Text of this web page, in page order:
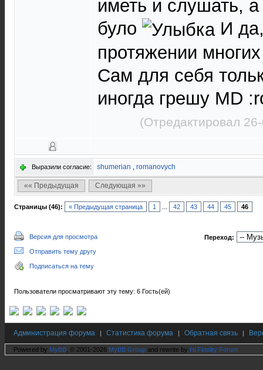
иметь и слушать,
було
И
протяжении
Сам для себя
иногда грешу MD
(Отредактировал
Выразили согласие: shumerian , romanovych
«« Предыдущая Следующая »»
Страницы (46): « Предыдущая страница 1 42 43 44 45 46
Версия для просмотра
Отправить тему другу
Подписаться на тему
Переход:
Пользователи просматривают эту тему: 6 Гость(ей)
Администрация форума | Статистика форума | Обратная связь |
Powered by MyBB , © 2001-2026 MyBB Group and rewrite by Hi Fidelity Forum